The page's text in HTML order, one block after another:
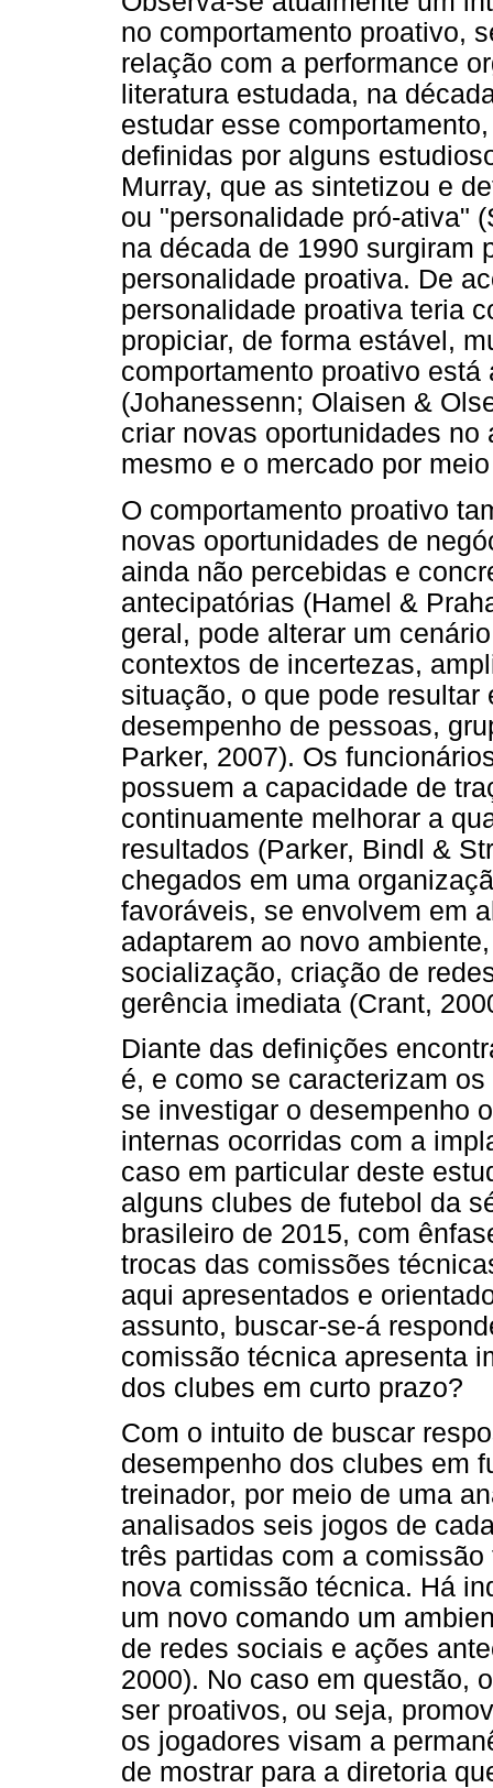
no comportamento proativo,
relação com a performance
literatura estudada, na
estudar esse
definidas por alguns
Murray, que as sintetizou e
ou "personalidade pró-ativa"
na década de 1990 surgiram
personalidade proativa. De
personalidade proativa teria
propiciar, de forma estável,
comportamento proativo
(Johanessenn; Olaisen &
criar novas oportunidades
mesmo e o mercado por
O comportamento proativo
novas oportunidades de
ainda não percebidas e
antecipatórias (Hamel &
geral, pode alterar um
contextos de incertezas,
situação, o que pode
desempenho de pessoas,
Parker, 2007). Os
possuem a capacidade de
continuamente melhorar a
resultados (Parker, Bindl &
chegados em uma
favoráveis, se envolvem em
adaptarem ao novo
socialização, criação de
gerência imediata (Crant,
Diante das definições
é, e como se caracterizam
se investigar o desempenho
internas ocorridas com a
caso em particular deste
alguns clubes de futebol da
brasileiro de 2015, com
trocas das comissões
aqui apresentados e
assunto, buscar-se-á
comissão técnica apresenta
dos clubes em curto prazo?
Com o intuito de buscar
desempenho dos clubes em
treinador, por meio de uma
analisados seis jogos de
três partidas com a
nova comissão técnica. Há
um novo comando um
de redes sociais e ações
2000). No caso em questão,
ser proativos, ou seja,
os jogadores visam a
de mostrar para a diretoria